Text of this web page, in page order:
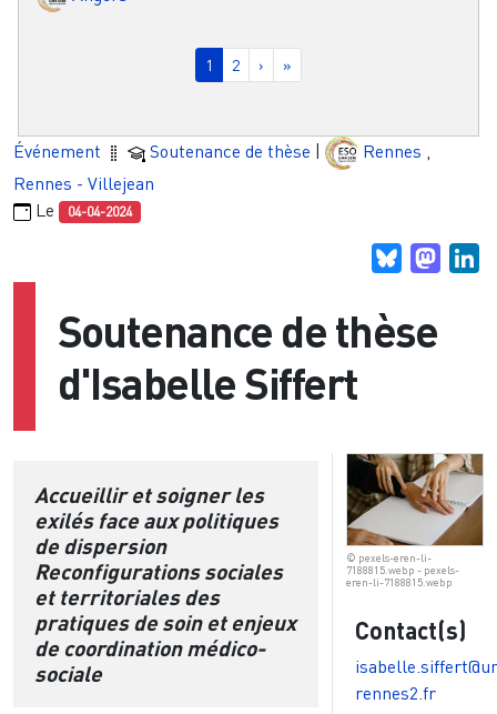
Page courante
1 Page
2 Page suivante
› Dernière page
»
Événement Soutenance de thèse | Rennes
Rennes - Villejean
Le
04-04-2024
Bluesky
Soutenance de thèse
d'Isabelle Siffert
Accueillir et soigner les
exilés face aux politiques
de dispersion
Reconfigurations sociales
et territoriales des
pratiques de soin et enjeux
de coordination médico-
sociale
© pexels-eren-li-
7188815.webp - pexels-
eren-li-7188815.webp
Contact(s)
rennes2.fr